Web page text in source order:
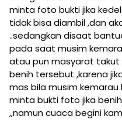
minta foto bukti jika
tidak bisa diambil ,dan
..sedangkan disaat
pada saat musim
atau pun masyarat
benih tersebut ,karena
mas bila musim kemarau
minta bukti foto jika
,,namun cuaca begini